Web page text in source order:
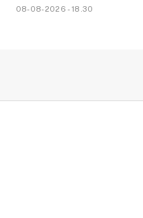
08-08-2026 - 18.30